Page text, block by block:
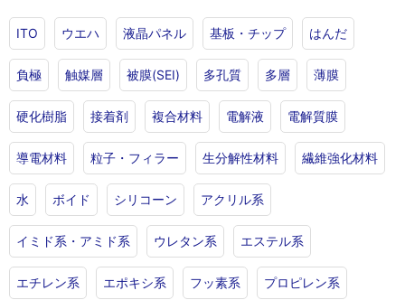
ITO ウエハ 液晶パネル 基板・チップ はんだ
負極 触媒層 被膜(SEI) 多孔質 多層 薄膜
硬化樹脂 接着剤 複合材料 電解液 電解質膜
導電材料 粒子・フィラー 生分解性材料 繊維強化材料
水 ボイド シリコーン アクリル系
イミド系・アミド系 ウレタン系 エステル系
エチレン系 エポキシ系 フッ素系 プロピレン系